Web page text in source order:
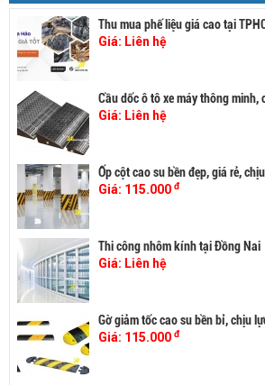
Thu mua phế liệu giá cao tại
Giá: Liên hệ
Cầu dốc ô tô xe máy thông minh,
Giá: Liên hệ
Ốp cột cao su bền đẹp, giá rẻ,
Giá: 115.000 đ
Thi công nhôm kính tại Đồng Nai
Giá: Liên hệ
Gờ giảm tốc cao su bền bỉ, chịu
Giá: 115.000 đ